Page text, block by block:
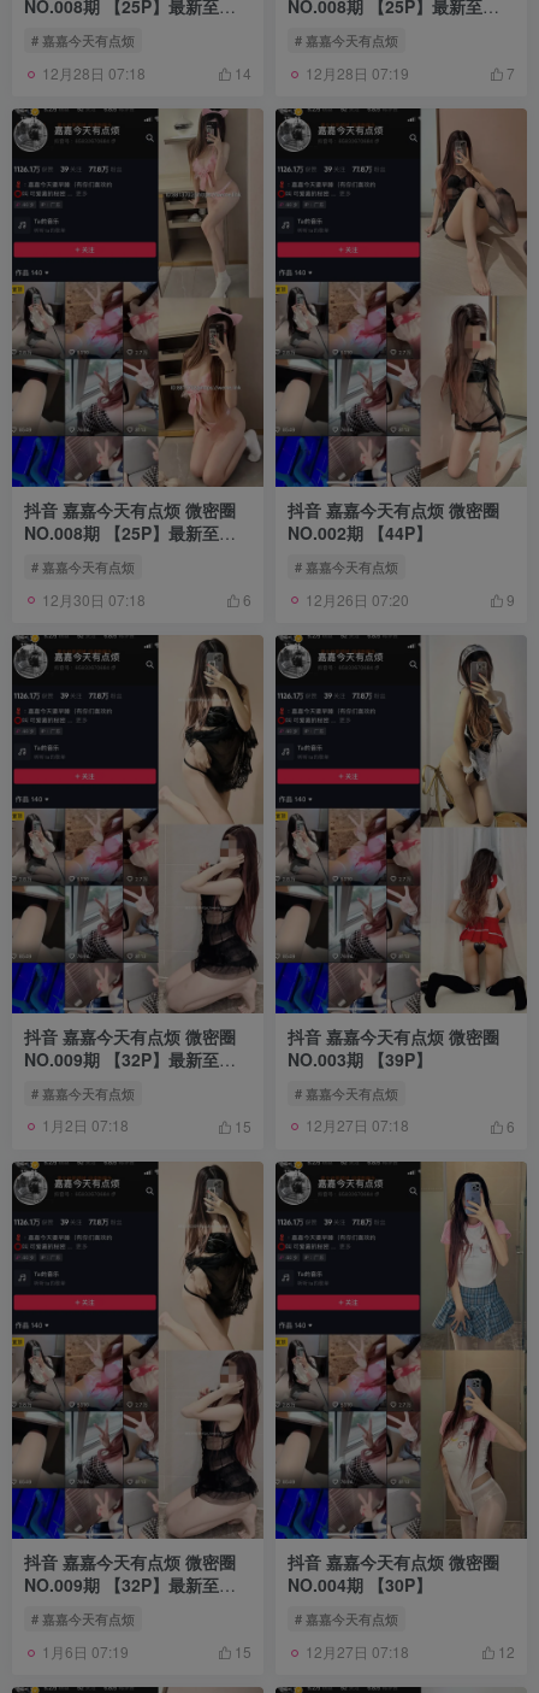
NO.008期 【25P】最新至：
2024.5.28
# 嘉嘉今天有点烦
12月28日 07:18 14
NO.008期 【25P】最新至：
2024.5.30
# 嘉嘉今天有点烦
12月28日 07:19 7
抖音 嘉嘉今天有点烦 微密圈
NO.008期 【25P】最新至：
# 嘉嘉今天有点烦
12月30日 07:18 6
抖音 嘉嘉今天有点烦 微密圈
NO.002期 【44P】
# 嘉嘉今天有点烦
12月26日 07:20 9
抖音 嘉嘉今天有点烦 微密圈
NO.009期 【32P】最新至：
# 嘉嘉今天有点烦
1月2日 07:18 15
抖音 嘉嘉今天有点烦 微密圈
NO.003期 【39P】
# 嘉嘉今天有点烦
12月27日 07:18 6
抖音 嘉嘉今天有点烦 微密圈
NO.009期 【32P】最新至：
2024.6.19
# 嘉嘉今天有点烦
1月6日 07:19 15
抖音 嘉嘉今天有点烦 微密圈
NO.004期 【30P】
# 嘉嘉今天有点烦
12月27日 07:18 12